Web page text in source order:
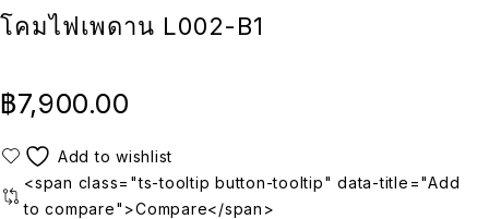
โคมไฟเพดาน L002-B1
฿7,900.00
<span class="ts-tooltip button-tooltip" data-title="Add
to compare">Compare</span>